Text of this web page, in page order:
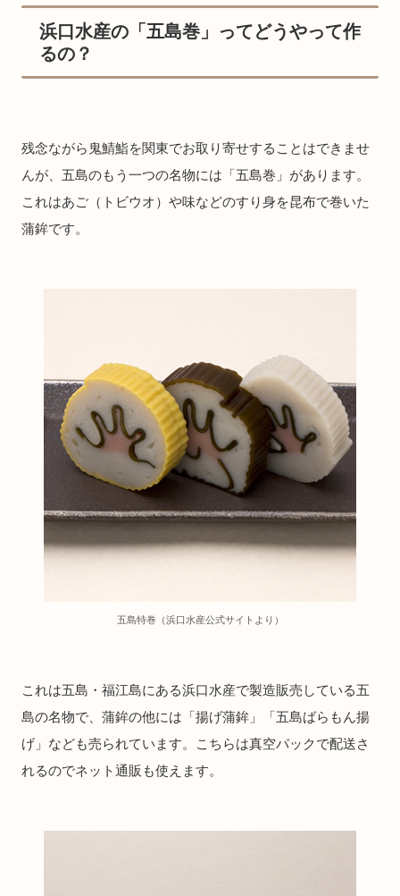
浜口水産の「五島巻」ってどうやって作
るの？
残念ながら鬼鯖鮨を関東でお取り寄せすることはできませ
んが、五島のもう一つの名物には「五島巻」があります。
これはあご（トビウオ）や味などのすり身を昆布で巻いた
蒲鉾です。
五島特巻（浜口水産公式サイトより）
これは五島・福江島にある浜口水産で製造販売している五
島の名物で、蒲鉾の他には「揚げ蒲鉾」「五島ばらもん揚
げ」なども売られています。こちらは真空パックで配送さ
れるのでネット通販も使えます。